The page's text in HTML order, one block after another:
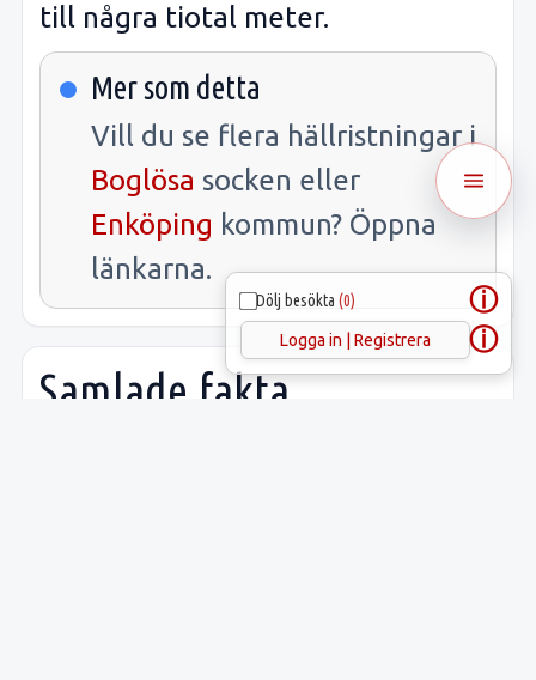
Dölj besökta (0) ⓘ
Logga in | Registrera ⓘ
till några tiotal meter.
Mer som detta
Vill du se flera hällristningar i
Boglösa socken eller
Enköping kommun? Öppna
länkarna.
Samlade fakta